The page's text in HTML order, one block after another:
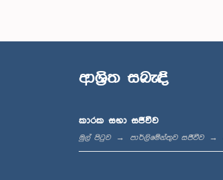
ආශ්‍රිත සබැඳි
කාරක සභා සජීවීව
මුල් පිටුව පාර්ලිමේන්තුව සජීවීව